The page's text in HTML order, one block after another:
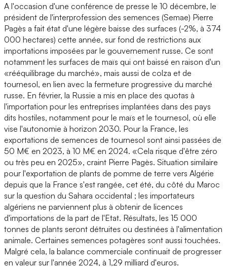
A l'occasion d'une conférence de presse le 10 décembre, le
président de l'interprofession des semences (Semae) Pierre
Pagès a fait état d'une légère baisse des surfaces (-2%, à 374
000 hectares) cette année, sur fond de restrictions aux
importations imposées par le gouvernement russe. Ce sont
notamment les surfaces de maïs qui ont baissé en raison d'un
«rééquilibrage du marché», mais aussi de colza et de
tournesol, en lien avec la fermeture progressive du marché
russe. En février, la Russie a mis en place des quotas à
l'importation pour les entreprises implantées dans des pays
dits hostiles, notamment pour le maïs et le tournesol, où elle
vise l'autonomie à horizon 2030. Pour la France, les
exportations de semences de tournesol sont ainsi passées de
50 M€ en 2023, à 10 M€ en 2024. «Cela risque d'être zéro
ou très peu en 2025», craint Pierre Pagès. Situation similaire
pour l'exportation de plants de pomme de terre vers Algérie
depuis que la France s'est rangée, cet été, du côté du Maroc
sur la question du Sahara occidental ; les importateurs
algériens ne parviennent plus à obtenir de licences
d'importations de la part de l'Etat. Résultats, les 15 000
tonnes de plants seront détruites ou destinées à l'alimentation
animale. Certaines semences potagères sont aussi touchées.
Malgré cela, la balance commerciale continuait de progresser
en valeur sur l'année 2024, à 1,29 milliard d'euros.